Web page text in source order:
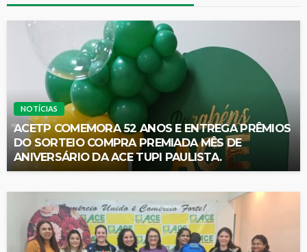
NOTÍCIAS
ACETP COMEMORA 52 ANOS E ENTREGA PRÊMIOS
DO SORTEIO COMPRA PREMIADA MÊS DE
ANIVERSÁRIO DA ACE TUPI PAULISTA.